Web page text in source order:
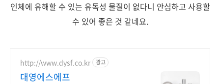
인체에 유해할 수 있는 유독성 물질이 없다니 안심하고 사용할
수 있어 좋은 것 같네요.
http://www.dysf.co.kr 광고
대영에스에프